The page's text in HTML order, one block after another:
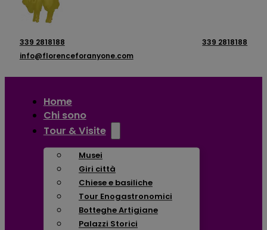
339 2818188
339 2818188
info@florenceforanyone.com
Home
Chi sono
Tour & Visite
Musei
Giri città
Chiese e basiliche
Tour Enogastronomici
Botteghe Artigiane
Palazzi Storici